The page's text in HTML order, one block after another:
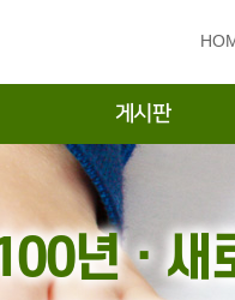
게시판
공지사항
묻고답하기
년ㆍ새